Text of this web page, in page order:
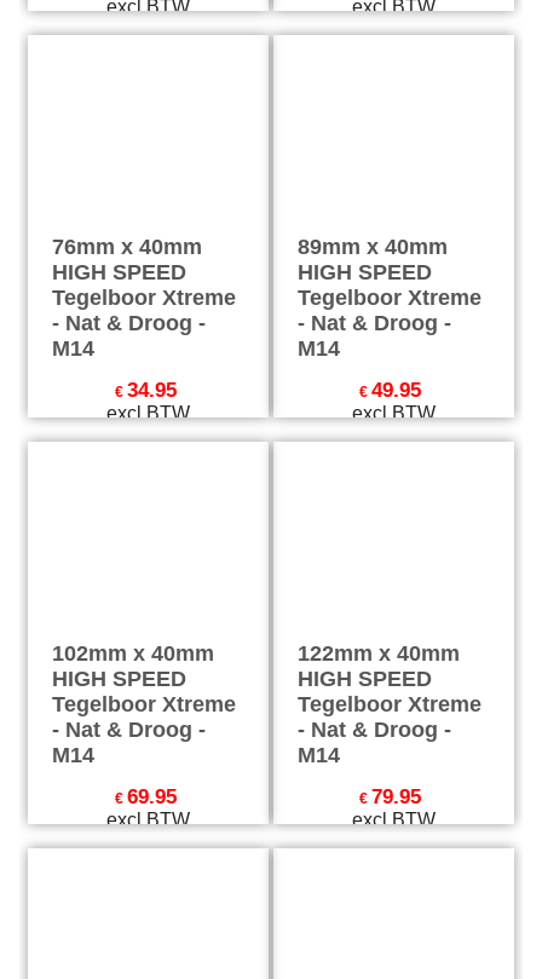
excl BTW
excl BTW
76mm x 40mm
HIGH SPEED
Tegelboor Xtreme
- Nat & Droog -
M14
€ 34.95
excl BTW
89mm x 40mm
HIGH SPEED
Tegelboor Xtreme
- Nat & Droog -
M14
€ 49.95
excl BTW
102mm x 40mm
HIGH SPEED
Tegelboor Xtreme
- Nat & Droog -
M14
€ 69.95
excl BTW
122mm x 40mm
HIGH SPEED
Tegelboor Xtreme
- Nat & Droog -
M14
€ 79.95
excl BTW